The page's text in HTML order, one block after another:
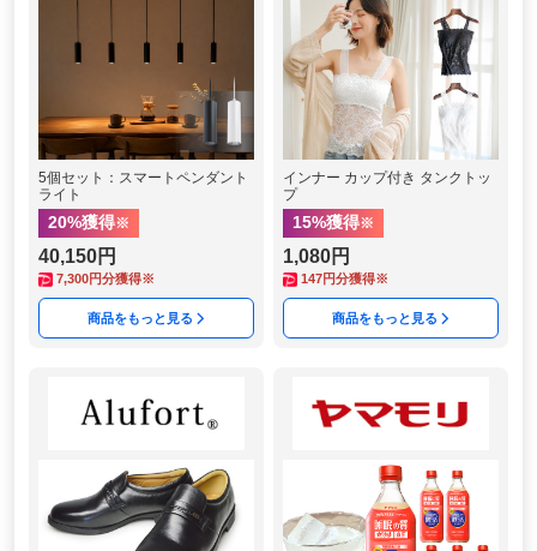
5個セット：スマートペンダント
ライト
20%獲得※
40,150円
7,300円分獲得※
商品をもっと見る
インナー カップ付き タンクトッ
プ
15%獲得※
1,080円
147円分獲得※
商品をもっと見る